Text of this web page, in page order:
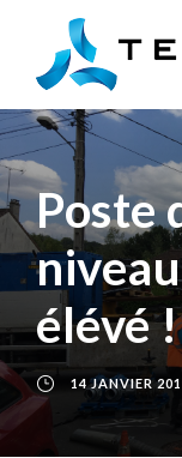
Poste
élévé !
14 JANVIER